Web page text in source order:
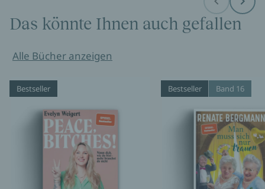
Before Next
Das könnte Ihnen auch gefallen
Alle Bücher anzeigen
Bestseller Bestseller Band 16